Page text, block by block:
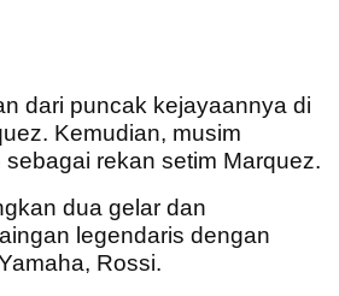
dari puncak kejayaannya di
Kemudian, musim
rekan setim Marquez.
dua gelar dan
legendaris dengan
Rossi.